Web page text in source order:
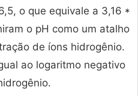
o que equivale a 3,16 *
o pH como um atalho
de íons hidrogênio.
ao logaritmo negativo